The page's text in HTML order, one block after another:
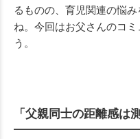
るものの、育児関連の悩
ね。今回はお父さんのコ
う。
「父親同士の距離感